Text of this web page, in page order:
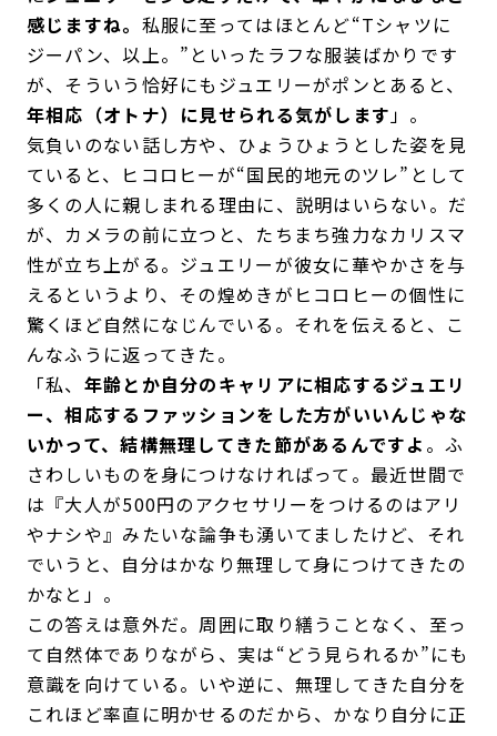
感じますね。 私服に至ってはほとんど“Tシャツに
ジーパン、以上。”といったラフな服装ばかりです
が、そういう恰好にもジュエリーがポンとあると、
年相応（オトナ）に見せられる気がします」。
気負いのない話し方や、ひょうひょうとした姿を見
ていると、ヒコロヒーが“国民的地元のツレ”として
多くの人に親しまれる理由に、説明はいらない。だ
が、カメラの前に立つと、たちまち強力なカリスマ
性が立ち上がる。ジュエリーが彼女に華やかさを与
えるというより、その煌めきがヒコロヒーの個性に
驚くほど自然になじんでいる。それを伝えると、こ
んなふうに返ってきた。
「私、 年齢とか自分のキャリアに相応するジュエリ
ー、相応するファッションをした方がいいんじゃな
いかって、結構無理してきた節があるんですよ 。ふ
さわしいものを身につけなければって。最近世間で
は『大人が500円のアクセサリーをつけるのはアリ
やナシや』みたいな論争も湧いてましたけど、それ
でいうと、自分はかなり無理して身につけてきたの
かなと」。
この答えは意外だ。周囲に取り繕うことなく、至っ
て自然体でありながら、実は“どう見られるか”にも
意識を向けている。いや逆に、無理してきた自分を
これほど率直に明かせるのだから、かなり自分に正